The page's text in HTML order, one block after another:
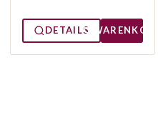
DETAILS WARENKORB